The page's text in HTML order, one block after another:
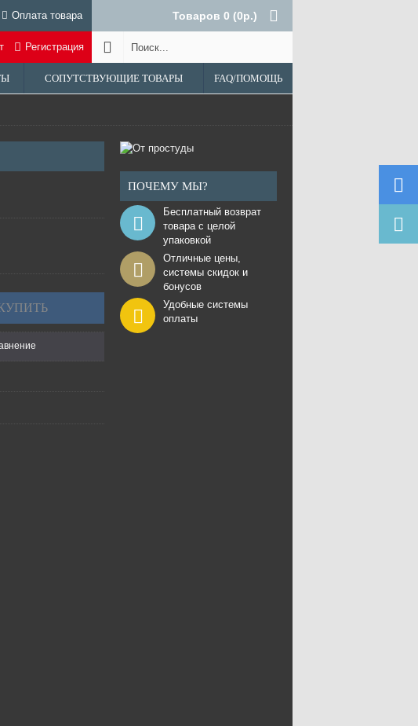
Оплата товара Товаров 0 (0р.)
Регистрация
СОПУТСТВУЮЩИЕ ТОВАРЫ FAQ/ПОМОЩЬ
ПОЧЕМУ МЫ?
Бесплатный возврат
товара с целой
упаковкой
Отличные цены,
системы скидок и
бонусов
Удобные системы
оплаты